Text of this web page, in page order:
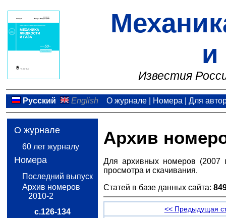
и
Известия
Русский English О журнале| Номера Для
О журнале
60 лет журналу
Номера
Последний выпуск
Архив номеров
2010-2
с.126-134
Архив
Для архивных номеров (2007
просмотра и скачивания.
Статей в базе данных сайта:
<< Предыдущая